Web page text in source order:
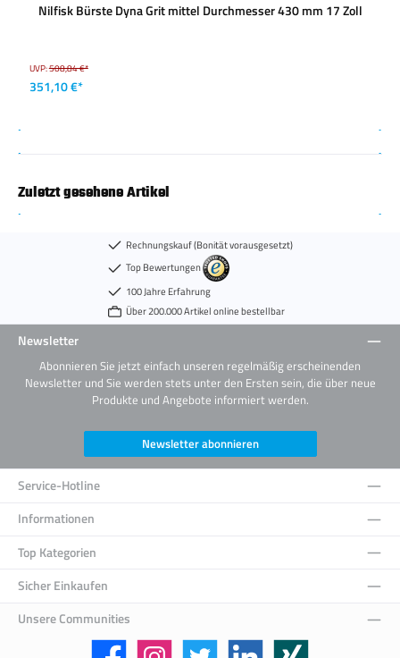
Nilfisk Bürste Dyna Grit mittel Durchmesser 430 mm 17 Zoll
UVP:508,84 €*
351,10 €*
Zuletzt gesehene Artikel
Rechnungskauf (Bonität vorausgesetzt)
Top Bewertungen
100 Jahre Erfahrung
Über 200.000 Artikel online bestellbar
Newsletter
Abonnieren Sie jetzt einfach unseren regelmäßig erscheinenden
Newsletter und Sie werden stets unter den Ersten sein, die über neue
Produkte und Angebote informiert werden.
Newsletter abonnieren
Service-Hotline
Informationen
Top Kategorien
Sicher Einkaufen
Unsere Communities